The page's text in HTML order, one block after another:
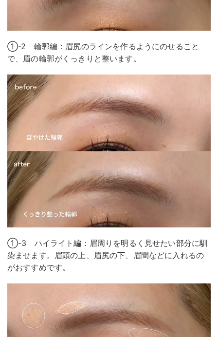
①-2 輪郭編：眉尻のラインを作るようにのせること
で、眉の輪郭がくっきりと整います。
①-3 ハイライト編：眉周りを明るく見せたい部分に馴
染ませます。眉頭の上、眉尻の下、眉間などに入れるの
がおすすめです。